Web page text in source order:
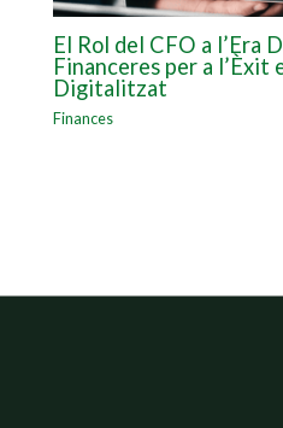
El Rol del CFO a l’Era
Financeres per a l’Èxit
Digitalitzat
Finances